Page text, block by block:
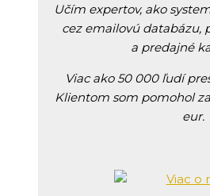
Učím expertov, ako
cez emailovú databázu,
a predajné
Viac ako 50 000 ľudí
Klientom som pomohol
eur.